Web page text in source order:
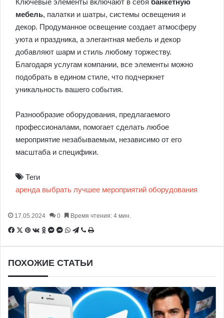
Ключевые элементы включают в себя банкетную
мебель, палатки и шатры, системы освещения и
декор. Продуманное освещение создает атмосферу
уюта и праздника, а элегантная мебель и декор
добавляют шарм и стиль любому торжеству.
Благодаря услугам компании, все элементы можно
подобрать в едином стиле, что подчеркнет
уникальность вашего события.
Разнообразие оборудования, предлагаемого
профессионалами, помогает сделать любое
мероприятие незабываемым, независимо от его
масштаба и специфики.
Теги
аренда выбрать лучшее мероприятий оборудования
17.05.2024 0 Время чтения: 4 мин.
Facebook
X Pinterest
Вконтакте
Одноклассники
Messenger
Messenger
WhatsApp
Telegram
ViberПечатать
ПОХОЖИЕ СТАТЬИ